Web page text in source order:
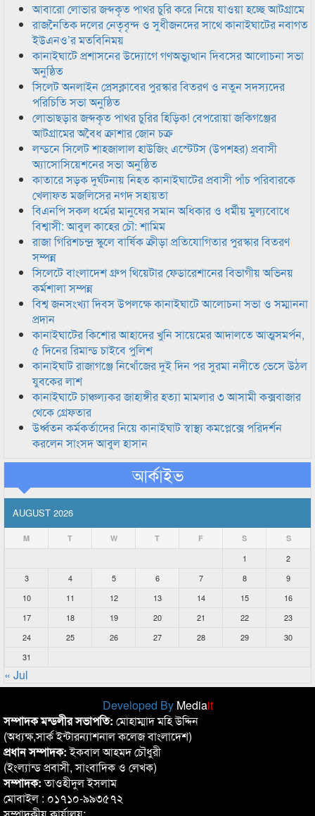
আবারো লোভার জব্দকৃত পাথর চুরি করে নিয়ে যাওয়া হচ্ছে আটগ্রামে
রাজনৈতিক দলের নেতৃবৃন্দ ও সুধীজনদের সাথে কানাইঘাটের নবাগত
ইউএনও’র মতবিনিময়
কানাইঘাটে প্রশাসনের উদ্যোগে গণঅভ্যুত্থান দিবসের আলোচনা সভা
অনুষ্ঠিত
সিলেট অনলাইন প্রেসক্লাবের পুরস্কার বিতরণ ও নতুন সদস্যদের
পরিচিতি সভা অনুষ্ঠিত
লোভাছড়ার জব্দকৃত পাথর চুরির হিড়িক! বেপরোয়া জকিগঞ্জের
আটগ্রামের অবৈধ ক্রাশার জোন চক্র
লন্ডনে সিলেট শাহজালাল হাউজিং এস্টেটস (উপশহর) প্রবাসী
অ্যাসোসিয়েশনের সভা অনুষ্ঠিত
কাতারে সড়ক দুর্ঘটনায় নিহত কানাইঘাটের প্রবাসী পাঁচ পরিবারকে
খেলাফত মজলিসের নগদ সহায়তা
বিএনপি সকল ধর্মের মানুষের সমান অধিকার ও ধর্মীয় মুল্যবোধে
বিশ্বাসী: আবুল কাহের চৌ: শামিম
রাজা গিরিশচন্দ্র স্কুলে বার্ষিক ক্রীড়া প্রতিযোগিতার পুরস্কার বিতরণ
সম্পন্ন
সিলেটে বাংলাদেশ গ্রুপ থিয়েটার ফেডারেশানের বিভাগীয় অভিনয়
কর্মশালা সম্পন্ন
বিশ্ব জনসংখ্যা দিবস উপলক্ষে কানাইঘাটে আলোচনা সভা ও সম্মাননা
প্রদান
কানাইঘাটের কিশোর আহাদের খুনি সায়েমের আদালতে আত্মসমর্পন,
৫ দিনের রিমান্ড চাইবে পুলিশ
কানাইঘাট রাজাগঞ্জে নিখোঁজের দুই দিন পর সুরমা নদীতে ভেসে উঠল
যুবকের লাশ
কানাইঘাটে চাঞ্চল্যকর জাহাঙ্গীর হত্যা মামলার ৩ আসামী কক্সবাজার
থেকে গ্রেফতার
উর্ধ্বতন কর্মকর্তাদের নিয়ে কানাইঘাট স্বাস্থ্য কমপ্লেক্সে পরিদর্শন
করলেন সাংসদ আবুল হাসান
আর্কাইভ
AUGUST 2026
M T W T F S S
1
2
3
4 5 6 7 8
9
10
11 12 13 14 15
16
17
18 19 20 21 22
23
24
25 26 27 28 29
30
31
« Jul
Developed By Mediait
সম্পাদক মন্ডলীর সভাপতি: মোহাম্মাদ মহি উদ্দিন
(অধ্যক্ষ,সার্ক ইন্টারন্যাশনাল কলেজ বাংলাদেশ)
প্রধান সম্পাদক:ইকবাল আহমদ চৌধুরী
(ইংল্যান্ড প্রবাসী, সাংবাদিক ও লেখক)
সম্পাদক:তাওহীদুল ইসলাম
মোবাইল : ০১৭১০-৯৯৩৫৭২